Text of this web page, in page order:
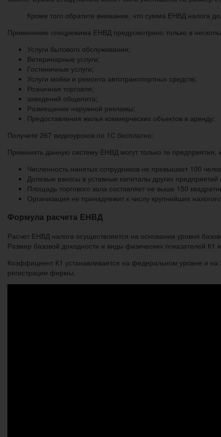
Кроме того обратите внимание, что сумма ЕНВД налога
Применение спецрежима ЕНВД предусмотрено только в
Услуги бытового обслуживания;
Ветеринарные услуги;
Гостиничные услуги;
Услуги мойки и ремонта автотранспортных средств;
Розничная торговля;
заведений общепита;
Размещение наружной рекламы;
Предоставления жилья коммерческих объектов в аренду:
Получите 267 видеоуроков по 1С бесплатно:
Применять данную систему ЕНВД могут только те
Численность нанятых сотрудников не превышает 100
Долевые взносы в уставные капиталы других
Площадь торгового зала составляет не выше 150
Организация не принадлежит к числу крупнейших
Формула расчета ЕНВД
Расчет ЕНВД налога осуществляется на основании уровня
Размер базовой доходности и виды физических показателей К1
Коэффициент К1 устанавливается на федеральном уровне и
регистрации фирмы.